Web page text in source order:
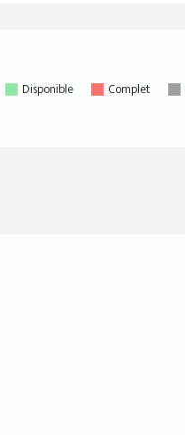
Disponible Complet